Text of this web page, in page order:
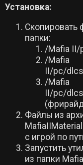
Установка:
папки:
/Mafia II/
/Mafia
II/pc/
/Mafia
II/pc/
Файлы из
с игрой по
Запустить
из папки